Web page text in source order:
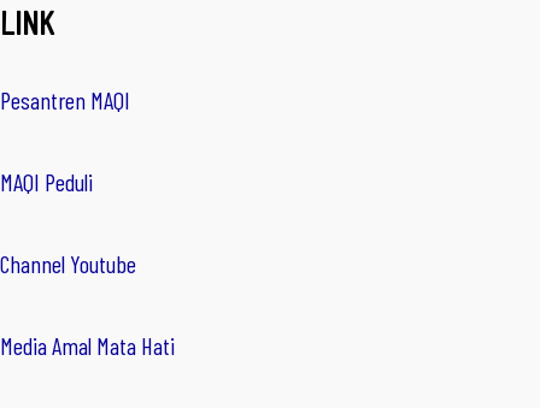
LINK
Pesantren MAQI
MAQI Peduli
Channel Youtube
Media Amal Mata Hati